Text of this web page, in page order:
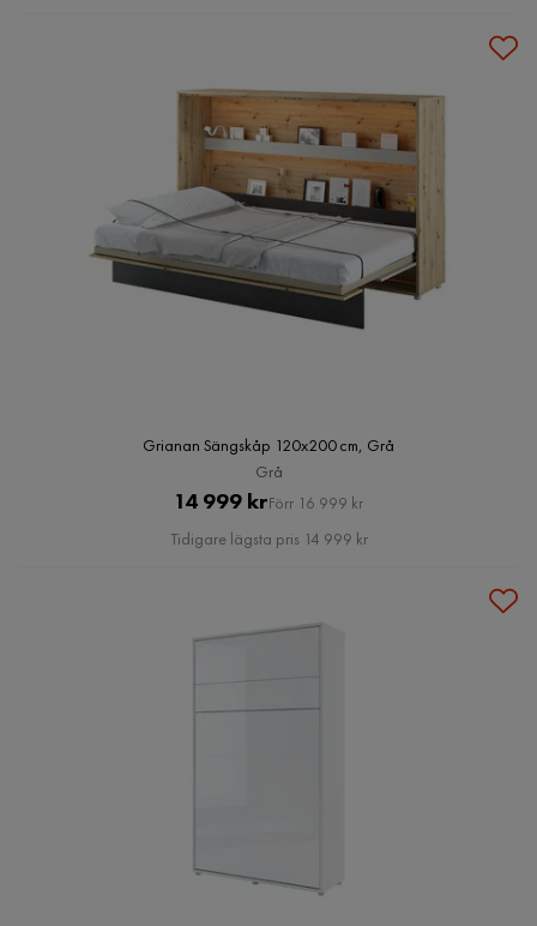
Grianan Sängskåp 120x200 cm, Grå
Grå
Pris
14 999 krOriginal
Pris
Förr 16 999 kr
Tidigare lägsta pris 14 999 kr